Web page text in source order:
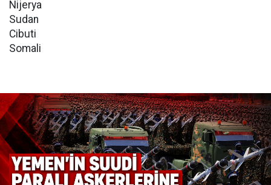
Nijerya
Sudan
Cibuti
Somali